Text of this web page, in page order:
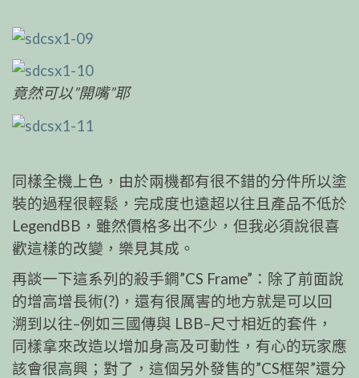
竟然可以”開嘴”耶
同樣全機上色，由於兩機都有很不錯的分件所以塗
裝的過程很輕鬆，完成度也遠超以往且產品不低於
LegendBB，雖然價格多出不少，但我必須說很喜
歡這樣的改變，樂見其成。
再談一下這系列的殺手鐧”CS Frame”：除了前面說
的增高增長術(?)，還有很厲害的地方就是可以回
溯到以往–例如三國傳與 LBB–尺寸相近的套件，
同樣拿來改造以增加身高及可動性，有心的玩家應
該會很高興；對了，這個另外發售的”CS框架”還分